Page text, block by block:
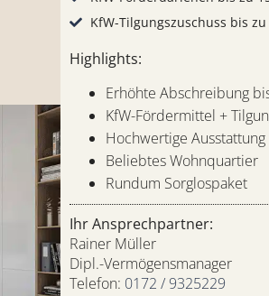
KfW-Tilgungszuschuss bis zu
Highlights:
Erhöhte Abschreibung
KfW-Fördermittel +
Hochwertige
Beliebtes Wohnquartier
Rundum Sorglospaket
Ihr Ansprechpartner:
Rainer Müller
Dipl.-Vermögensmanager
Telefon: 0172 / 9325229